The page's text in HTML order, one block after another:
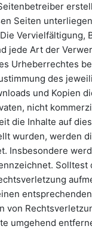
Seiten
Vervielfältigung,
jede Art der
Urheberrechtes
des
und Kopien
nicht
die Inhalte auf
wurden, werden
Insbesondere
Solltest
von
umgehend